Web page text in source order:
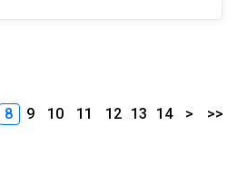
8 9 10 11 12 13 14 > >>